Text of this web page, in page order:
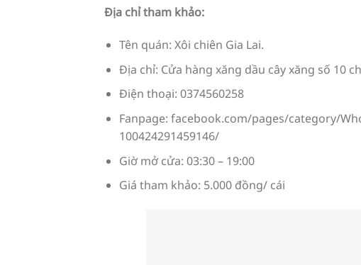
Địa chỉ tham khảo:
Tên quán: Xôi chiên Gia Lai.
Địa chỉ: Cửa hàng xăng dầu cây xăng số 10
Điện thoại: 0374560258
Fanpage: facebook.com/pages/category/
100424291459146/
Giờ mở cửa: 03:30 – 19:00
Giá tham khảo: 5.000 đồng/ cái